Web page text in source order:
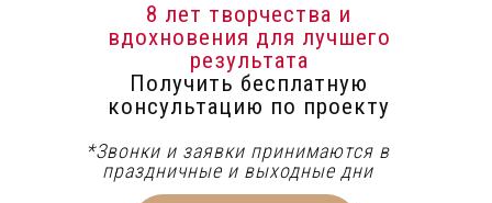
*Звонки и заявки принимаются в
праздничные и выходные дни
8 лет творчества и
вдохновения для лучшего
результата
Получить бесплатную
консультацию по проекту